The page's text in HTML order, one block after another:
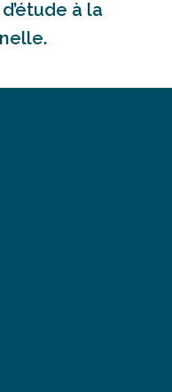
à la